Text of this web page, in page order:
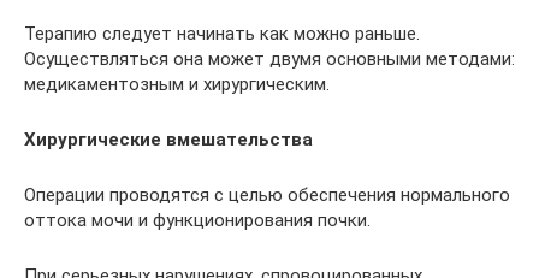
Терапию следует начинать как можно раньше.
Осуществляться она может двумя основными методами:
медикаментозным и хирургическим.
Хирургические вмешательства
Операции проводятся с целью обеспечения нормального
оттока мочи и функционирования почки.